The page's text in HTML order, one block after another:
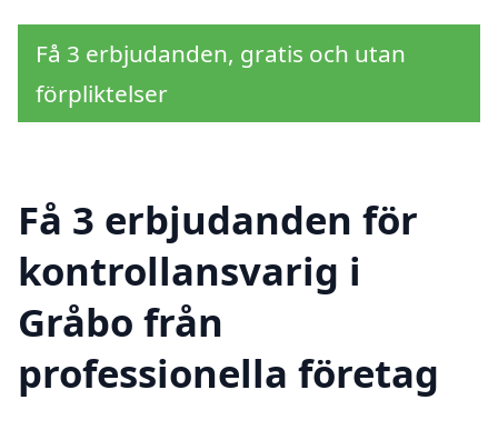
Få 3 erbjudanden, gratis och utan
förpliktelser
Få 3 erbjudanden för
kontrollansvarig i
Gråbo från
professionella företag